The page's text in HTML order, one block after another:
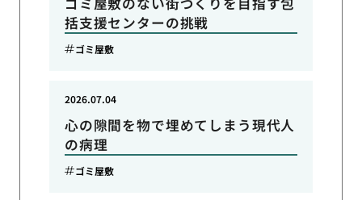
括支援センターの挑戦
ゴミ屋敷
心の隙間を物で埋めてしまう現代人
の病理
2026.07.04
ゴミ屋敷